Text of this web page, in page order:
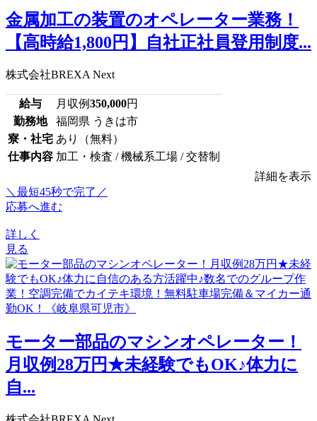
金属加工の装置のオペレーター業務！
【高時給1,800円】自社正社員登用制度...
株式会社BREXA Next
給与 月収例350,000円
勤務地
福岡県 うきは市
寮・社宅 あり（無料）
仕事内容 加工・検査 / 機械系工場 / 交替制
詳細を表示
＼最短45秒で完了／
応募へ進む
詳しく
見る
モーター部品のマシンオペレーター！
月収例28万円★未経験でもOK♪体力に
自...